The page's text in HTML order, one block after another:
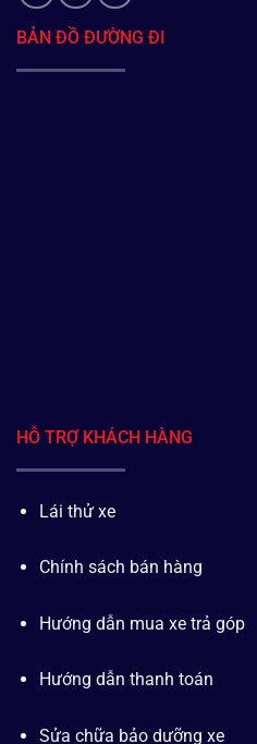
BẢN ĐỒ ĐƯỜNG ĐI
HỖ TRỢ KHÁCH HÀNG
Lái thử xe
Chính sách bán hàng
Hướng dẫn mua xe trả góp
Hướng dẫn thanh toán
Sửa chữa bảo dưỡng xe